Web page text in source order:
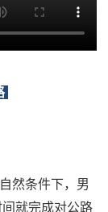
然条件下，男
就完成对公路